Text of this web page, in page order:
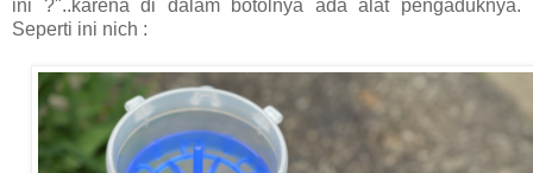
ini ?"..karena di dalam botolnya ada alat pengaduknya.
Seperti ini nich :